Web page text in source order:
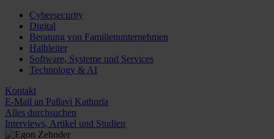
Cybersecurity
Digital
Beratung von Familienunternehmen
Halbleiter
Software, Systeme und Services
Technology & AI
Kontakt
E-Mail an Pallavi Kathuria
Alles durchsuchen
Interviews, Artikel und Studien